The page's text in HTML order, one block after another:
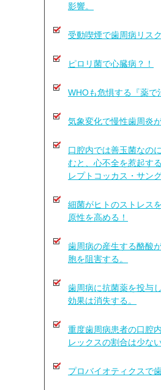
影響。
受動喫煙で歯周病リス
ピロリ菌で心臓病？！
WHOも危惧する『薬で
気象変化で慢性歯周炎が
口腔内では善玉菌なの
むと、心不全を惹起す
レプトコッカス・サン
細菌がヒトのストレス
原性を高める！
歯周病の産生する酪酸
胞を阻害する。
歯周病に抗菌薬を投与
効果は消失する。
重度歯周病患者の口腔
レックスの割合は少ない
プロバイオティクスで